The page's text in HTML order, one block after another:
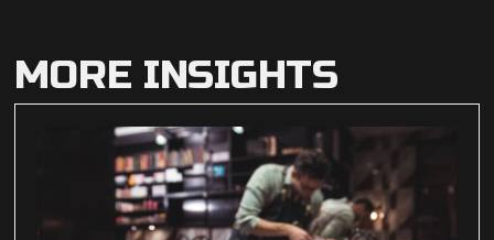
MORE INSIGHTS